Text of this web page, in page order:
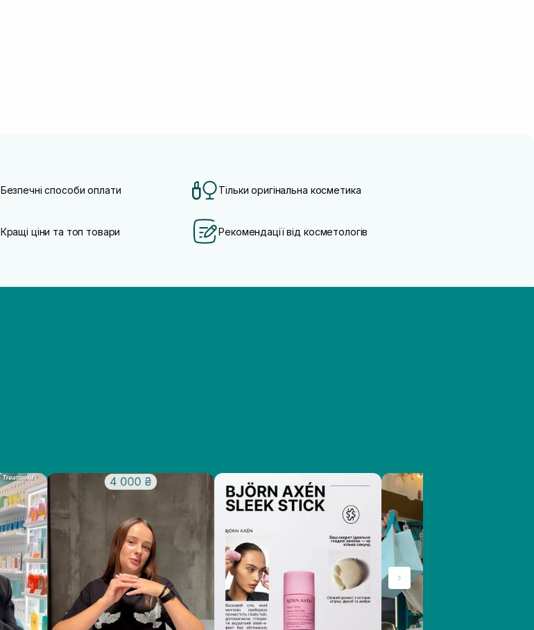
Безпечні способи оплати Тільки оригінальна косметика
Кращі ціни та топ товари Рекомендації від косметологів